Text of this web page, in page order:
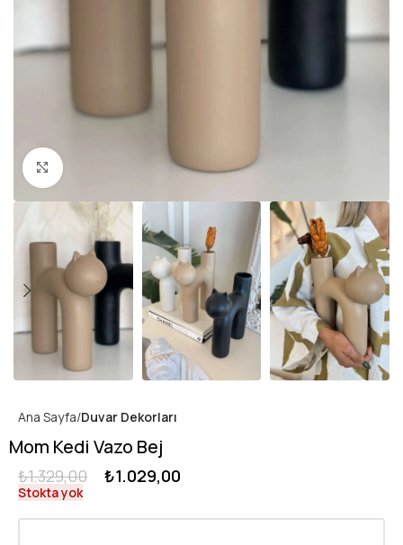
Click to enlarge
Ana Sayfa Duvar Dekorları
Mom Kedi Vazo Bej
₺1.329,00 ₺1.029,00
Stokta yok